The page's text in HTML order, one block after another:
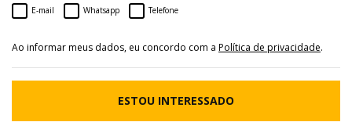
E-mail Whatsapp Telefone
Ao informar meus dados, eu concordo com a Política de privacidade.
ESTOU INTERESSADO